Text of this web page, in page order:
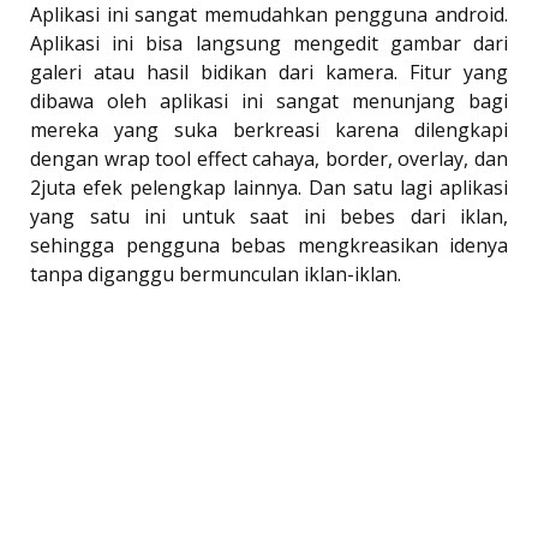
Aplikasi ini sangat memudahkan pengguna android.
Aplikasi ini bisa langsung mengedit gambar dari
galeri atau hasil bidikan dari kamera. Fitur yang
dibawa oleh aplikasi ini sangat menunjang bagi
mereka yang suka berkreasi karena dilengkapi
dengan wrap tool effect cahaya, border, overlay, dan
2juta efek pelengkap lainnya. Dan satu lagi aplikasi
yang satu ini untuk saat ini bebes dari iklan,
sehingga pengguna bebas mengkreasikan idenya
tanpa diganggu bermunculan iklan-iklan.